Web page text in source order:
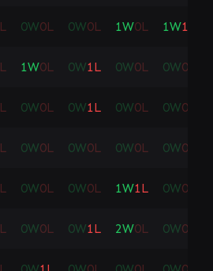
L 0W0L 0W0L 1W0L 1W1
L 1W0L 0W1L 0W0L 0W0
L 0W0L 0W1L 0W0L 0W0
L 0W0L 0W0L 0W0L 0W0
L 0W0L 0W0L 1W1L 0W0
L 0W0L 0W1L 2W0L 0W0